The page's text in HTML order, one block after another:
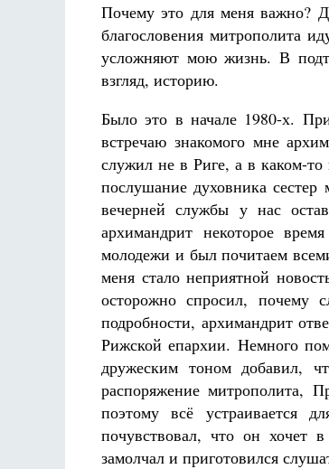
Почему это для меня важно?
благословения митрополита
усложняют мою жизнь. В
взгляд, историю.
Было это в начале 1980-х.
встречаю знакомого мне
служил не в Риге, а в каком-
послушание духовника
вечерней службы у нас
архимандрит некоторое
молодежи и был почитаем
меня стало неприятной
осторожно спросил,
подробности, архимандрит
Рижской епархии. Немного
дружеским тоном добавил,
распоряжение митрополита,
поэтому всё устраивается
почувствовал, что он хочет
замолчал и приготовился